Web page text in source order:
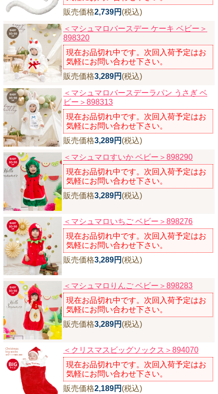
販売価格2,739円 (税込)
＜マシュマロバースデー ケーキ ベビー＞
898320
現在お品切れ中です。次回入荷予定はお
気軽にお問い合わせ下さい。
販売価格3,289円 (税込)
＜マシュマロバースデーラパン うさぎ ベ
ビー＞898313
現在お品切れ中です。次回入荷予定はお
気軽にお問い合わせ下さい。
販売価格3,289円 (税込)
＜マシュマロすいか ベビー＞898290
現在お品切れ中です。次回入荷予定はお
気軽にお問い合わせ下さい。
販売価格3,289円 (税込)
＜マシュマロいちご ベビー＞898276
現在お品切れ中です。次回入荷予定はお
気軽にお問い合わせ下さい。
販売価格3,289円 (税込)
＜マシュマロりんご ベビー＞898283
現在お品切れ中です。次回入荷予定はお
気軽にお問い合わせ下さい。
販売価格3,289円 (税込)
＜クリスマスビッグソックス＞894070
現在お品切れ中です。次回入荷予定はお
気軽にお問い合わせ下さい。
販売価格2,189円 (税込)